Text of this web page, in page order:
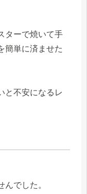
ターで焼いて手
簡単に済ませた
と不安になるレ
でした。